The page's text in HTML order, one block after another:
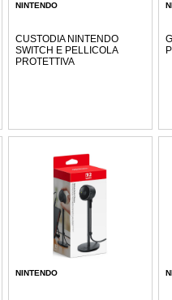
NINTENDO
CUSTODIA NINTENDO
SWITCH E PELLICOLA
PROTETTIVA
NINTENDO